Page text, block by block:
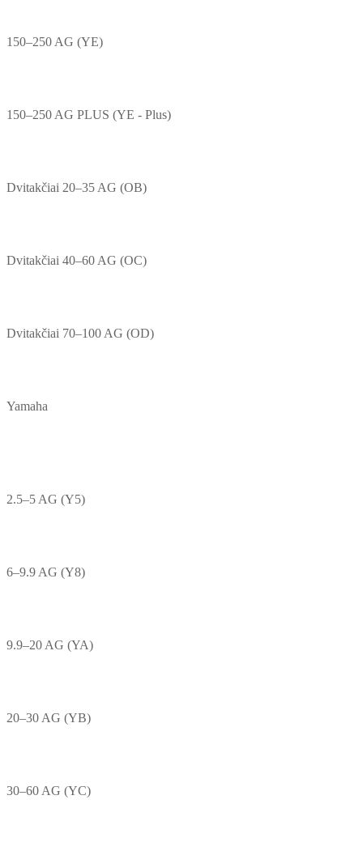
150–250 AG (YE)
150–250 AG PLUS (YE - Plus)
Dvitakčiai 20–35 AG (OB)
Dvitakčiai 40–60 AG (OC)
Dvitakčiai 70–100 AG (OD)
Yamaha
2.5–5 AG (Y5)
6–9.9 AG (Y8)
9.9–20 AG (YA)
20–30 AG (YB)
30–60 AG (YC)